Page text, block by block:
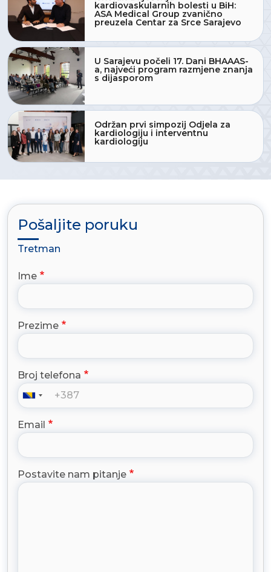
kardiovaskularnih bolesti u BiH:
ASA Medical Group zvanično
preuzela Centar za Srce Sarajevo
U Sarajevu počeli 17. Dani BHAAAS-
a, najveći program razmjene znanja
s dijasporom
Održan prvi simpozij Odjela za
kardiologiju i interventnu
kardiologiju
Pošaljite poruku
Tretman
Ime
Prezime
Broj telefona
Email
Postavite nam pitanje